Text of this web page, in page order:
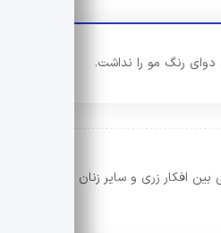
رنگ مو را نداشت.
افکار زری و سایر زنان جامعه وجود